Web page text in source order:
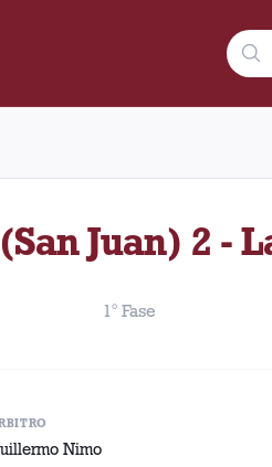
el Miércoles, 4 de marzo de
Juan) 2 -
1° Fase
Nimo